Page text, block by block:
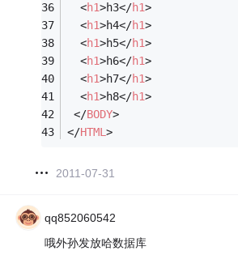
<h1>h3</h1>
<h1>h4</h1>
<h1>h5</h1>
<h1>h6</h1>
<h1>h7</h1>
<h1>h8</h1>
</BODY>
</HTML>
2011-07-31
qq852060542
哦外孙发放哈数据库